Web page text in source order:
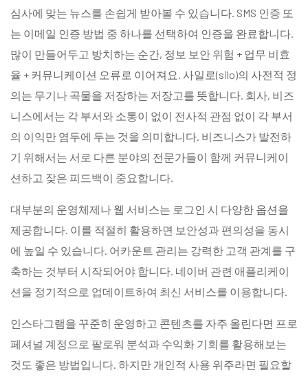
심사에 맞는 뉴스를 손쉽게 받아볼 수 있습니다. SMS 인증 또
는 이메일 인증 방법 중 하나를 선택하여 인증을 완료합니다.
많이 만들어두고 방치하는 순간, 정보 보안 위험 + 업무 비효
율 + 커뮤니케이션 오류로 이어져요. 사일로(silo)의 사전적 정
의는 무기나 곡물을 저장하는 저장고를 뜻합니다. 회사, 비즈
니스에서는 각 부서와 소통이 없이 전사적 관점 없이 각 부서
의 이익만 염두에 두는 것을 의미합니다. 비즈니스가 발전하
기 위해서는 서로 다른 분야의 전문가들이 함께 커뮤니케이
션하고 잦은 피드백이 중요합니다.
대부분의 운영체제나 웹 서비스는 로그인 시 다양한 옵션을
제공합니다. 이를 적절히 활용하면 보안성과 편의성을 동시
에 높일 수 있습니다. 어카운트 관리는 강력한 고객 관계를 구
축하는 것부터 시작되어야 합니다. 네이버 관련 애플리케이
션을 정기적으로 업데이트하여 최신 서비스를 이용합니다.
인스타그램을 꾸준히 운영하고 콘텐츠를 자주 올린다면 프로
페셔널 계정으로 팔로워 분석과 수익화 기회를 활용해보는
것도 좋은 방법입니다. 하지만 개인적 사용 위주라면 필요할